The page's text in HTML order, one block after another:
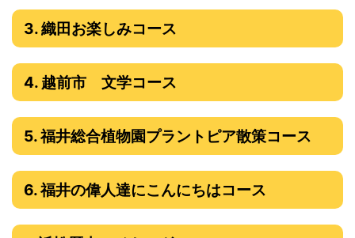
3. 織田お楽しみコース
4. 越前市 文学コース
5. 福井総合植物園プラントピア散策コース
6. 福井の偉人達にこんにちはコース